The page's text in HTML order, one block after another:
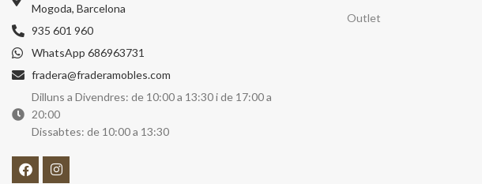
Mogoda, Barcelona
935 601 960
WhatsApp 686963731
fradera@fraderamobles.com
Dilluns a Divendres: de 10:00 a 13:30 i de 17:00 a
20:00
Dissabtes: de 10:00 a 13:30
Outlet